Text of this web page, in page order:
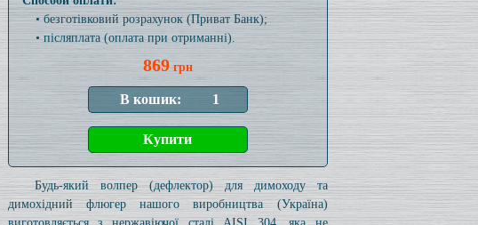
• безготівковий розрахунок (Приват Банк);
• післяплата (оплата при отриманні).
869грн
Будь-який волпер (дефлектор) для димоходу та
димохідний флюгер нашого виробництва (Україна)